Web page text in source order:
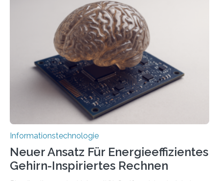
der MindPort GmbH eine neuartige, KI-gestützte
Lösung zur Erzeugung von Emotionen für realistische
Avatare. Gen-AIvatar entwickelt innovative und
kosteneffiziente Methoden, um lebensechte Avatare zu
erstellen. „Besonders wichtig ist uns eine ganzheitliche
Animation, bei der Stimme, Körperbewegung, Gestik
und Mimik im Einklang sind…
Informationstechnologie
Neuer Ansatz Für Energieeffizientes
Gehirn-Inspiriertes Rechnen